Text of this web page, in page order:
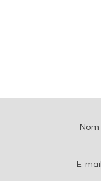
Nom
E-mail